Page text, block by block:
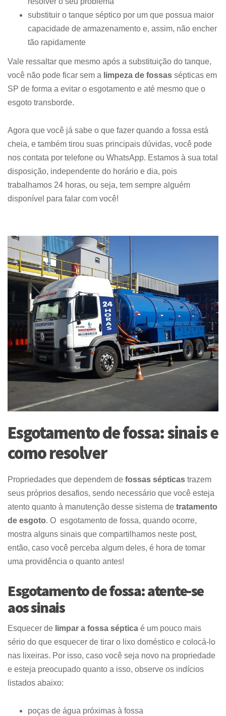
substituir o tanque séptico por um que possua maior
capacidade de armazenamento e, assim, não encher
tão rapidamente
Vale ressaltar que mesmo após a substituição do tanque,
você não pode ficar sem a limpeza de fossas sépticas em
SP de forma a evitar o esgotamento e até mesmo que o
esgoto transborde.
Agora que você já sabe o que fazer quando a fossa está
cheia, e também tirou suas principais dúvidas, você pode
nos contata por telefone ou WhatsApp. Estamos à sua total
disposição, independente do horário e dia, pois
trabalhamos 24 horas, ou seja, tem sempre alguém
disponível para falar com você!
Esgotamento de fossa: sinais e
como resolver
Propriedades que dependem de fossas sépticas trazem
seus próprios desafios, sendo necessário que você esteja
atento quanto à manutenção desse sistema de tratamento
de esgoto. O esgotamento de fossa, quando ocorre,
mostra alguns sinais que compartilhamos neste post,
então, caso você perceba algum deles, é hora de tomar
uma providência o quanto antes!
Esgotamento de fossa: atente-se
aos sinais
Esquecer de limpar a fossa séptica é um pouco mais
sério do que esquecer de tirar o lixo doméstico e colocá-lo
nas lixeiras. Por isso, caso você seja novo na propriedade
e esteja preocupado quanto a isso, observe os indícios
listados abaixo:
poças de água próximas à fossa